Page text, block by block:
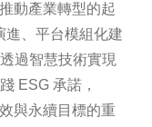
動產業轉型的起
進、平台模組化建
過智慧技術實現
ESG 承諾，
與永續目標的重